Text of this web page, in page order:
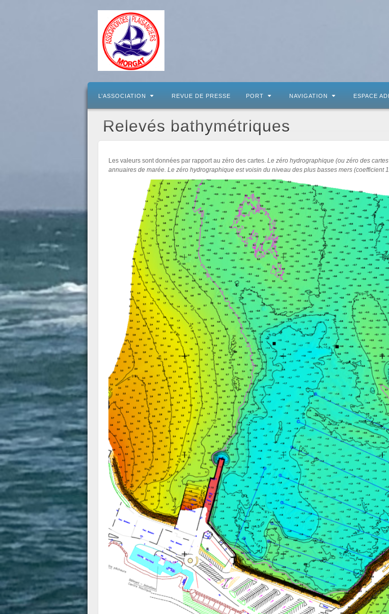
L’ASSOCIATION REVUE DE PRESSE PORT NAVIGATION ESPACE
Relevés bathymétriques
Les valeurs sont données par rapport au zéro des cartes. Le zéro hydrographique (ou zéro des
annuaires de marée. Le zéro hydrographique est voisin du niveau des plus basses mers (coefficient